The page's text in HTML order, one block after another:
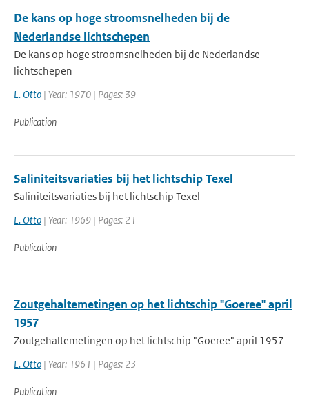
De kans op hoge stroomsnelheden bij de
Nederlandse lichtschepen
De kans op hoge stroomsnelheden bij de Nederlandse
lichtschepen
L. Otto | Year: 1970 | Pages: 39
Publication
Saliniteitsvariaties bij het lichtschip Texel
Saliniteitsvariaties bij het lichtschip Texel
L. Otto | Year: 1969 | Pages: 21
Publication
Zoutgehaltemetingen op het lichtschip "Goeree" april
1957
Zoutgehaltemetingen op het lichtschip "Goeree" april 1957
L. Otto | Year: 1961 | Pages: 23
Publication